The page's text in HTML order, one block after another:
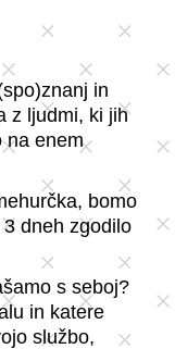
in
z ljudmi, ki jih
na enem
bomo
dneh zgodilo
s seboj?
in katere
službo,